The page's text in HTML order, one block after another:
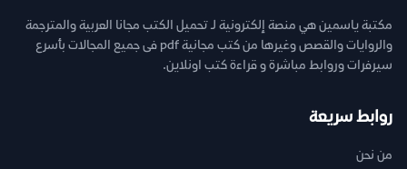
مكتبة ياسمين هي منصة إلكترونية لـ تحميل الكتب مجانا العربية والمترجمة
والروايات والقصص وغيرها من كتب مجانية pdf فى جميع المجالات بأسرع
سيرفرات وروابط مباشرة و قراءة كتب اونلاين.
روابط سريعة
من نحن